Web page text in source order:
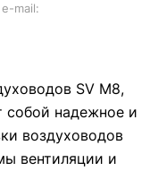
mail:
SV М8,
собой надежное и
воздуховодов
вентиляции и